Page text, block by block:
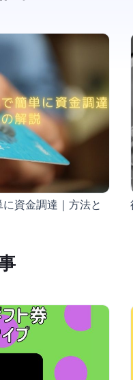
資金調達｜方法と